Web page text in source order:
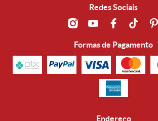
Redes Sociais
Formas de Pagamento
Endereço